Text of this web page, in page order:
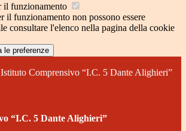
il funzionamento
il funzionamento non possono essere
consultare l'elenco nella pagina della cookie
le preferenze
Istituto Comprensivo “I.C. 5 Dante Alighieri”
“I.C. 5 Dante Alighieri”